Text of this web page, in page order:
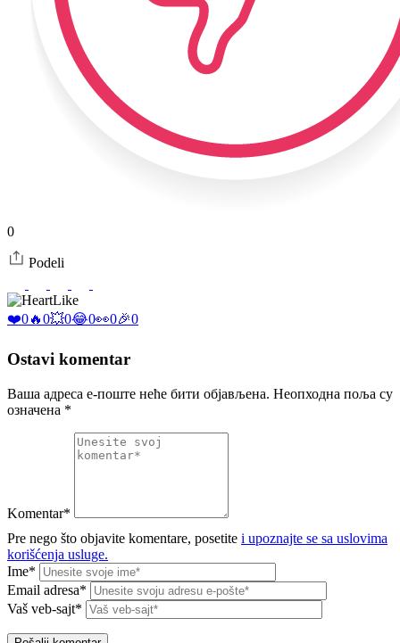
0
Podeli
Like
❤️0🔥0💥0😂0👀0🎉0
Ostavi komentar
Ваша адреса е-поште неће бити објављена. Неопходна поља су
означена *
Komentar*
Pre nego što objavite komentare, posetite i upoznajte se sa uslovima
korišćenja usluge.
Ime*
Email adresa*
Vaš veb-sajt*